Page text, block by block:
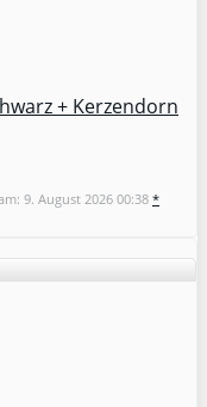
+ Kerzendorn
9. August 2026 00:38 *